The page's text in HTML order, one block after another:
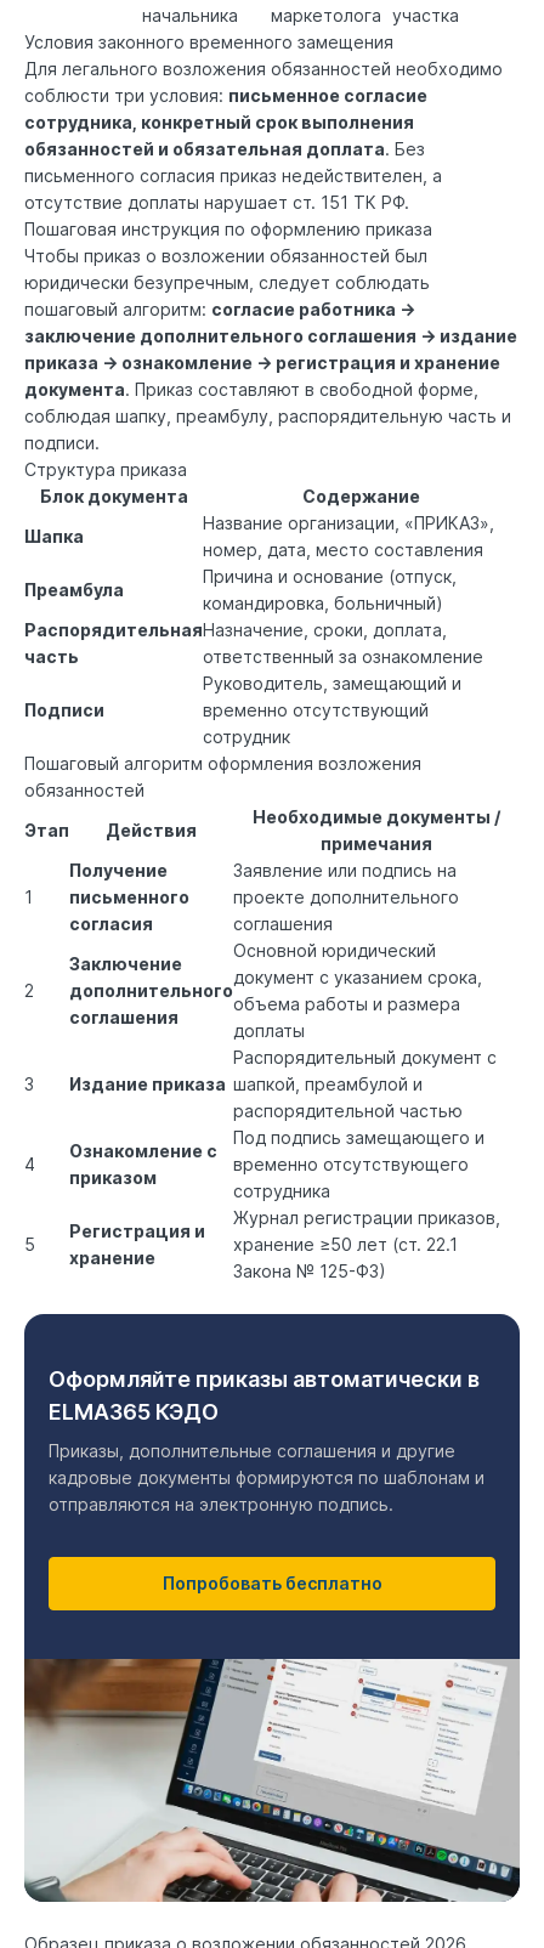
начальника
маркетолога участка
Условия законного временного замещения
Для легального возложения обязанностей необходимо
соблюсти три условия: письменное согласие
сотрудника, конкретный срок выполнения
обязанностей и обязательная доплата. Без
письменного согласия приказ недействителен, а
отсутствие доплаты нарушает ст. 151 ТК РФ.
Пошаговая инструкция по оформлению приказа
Чтобы приказ о возложении обязанностей был
юридически безупречным, следует соблюдать
пошаговый алгоритм: согласие работника →
заключение дополнительного соглашения → издание
приказа → ознакомление → регистрация и хранение
документа. Приказ составляют в свободной форме,
соблюдая шапку, преамбулу, распорядительную часть и
подписи.
Структура приказа
Блок документа
Содержание
Шапка
Название организации, «ПРИКАЗ»,
номер, дата, место составления
Преамбула
Причина и основание (отпуск,
командировка, больничный)
Распорядительная
часть
Назначение, сроки, доплата,
ответственный за ознакомление
Подписи
Руководитель, замещающий и
временно отсутствующий
сотрудник
Пошаговый алгоритм оформления возложения
обязанностей
Этап
Действия
Необходимые документы /
примечания
1
Получение
письменного
согласия
Заявление или подпись на
проекте дополнительного
соглашения
2
Заключение
дополнительного
соглашения
Основной юридический
документ с указанием срока,
объема работы и размера
доплаты
3 Издание приказа
Распорядительный документ с
шапкой, преамбулой и
распорядительной частью
4
Ознакомление с
приказом
Под подпись замещающего и
временно отсутствующего
сотрудника
5
Регистрация и
хранение
Журнал регистрации приказов,
хранение ≥50 лет (ст. 22.1
Закона № 125-ФЗ)
Оформляйте приказы автоматически в
ELMA365 КЭДО
Приказы, дополнительные соглашения и другие
кадровые документы формируются по шаблонам и
отправляются на электронную подпись.
Попробовать бесплатно
Образец приказа о возложении обязанностей 2026